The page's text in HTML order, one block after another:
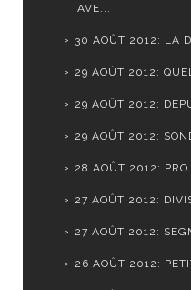
AVE...
30 AOÛT 2012: LA
29 AOÛT 2012:
29 AOÛT 2012:
29 AOÛT 2012:
28 AOÛT 2012:
27 AOÛT 2012:
27 AOÛT 2012:
26 AOÛT 2012: